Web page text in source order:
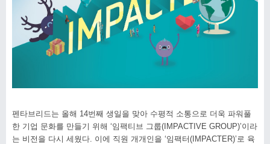
펜타브리드는 올해 14번째 생일을 맞아 수평적 소통으로 더욱 파워풀
한 기업 문화를 만들기 위해 ‘임팩티브 그룹(IMPACTIVE GROUP)’이라
는 비전을 다시 세웠다. 이에 직원 개개인을 ‘임팩터(IMPACTER)’로 육